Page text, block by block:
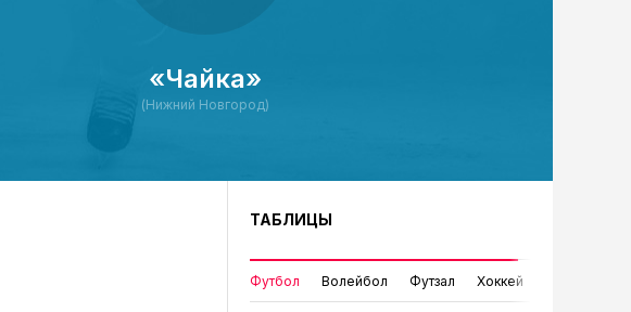
«Чайка»
(Нижний Новгород)
ТАБЛИЦЫ
Футбол Волейбол Футзал Хоккей